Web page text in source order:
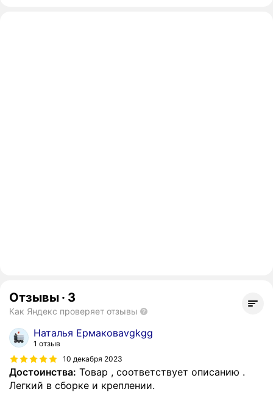
Отзывы · 3
Как Яндекс проверяет отзывы
Наталья Ермаковаvgkgg
1 отзыв
10 декабря 2023
Достоинства: Товар , соответствует описанию .
Легкий в сборке и креплении.